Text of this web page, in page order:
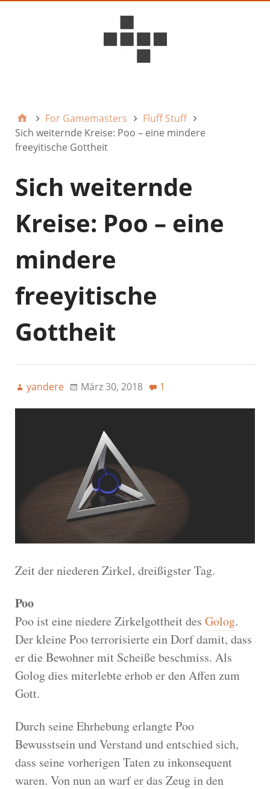
For Gamemasters
Fluff Stuff
Sich weiternde Kreise: Poo – eine mindere
freeyitische Gottheit
Sich weiternde
Kreise: Poo – eine
mindere
freeyitische
Gottheit
yandere März 30, 2018 1
Zeit der niederen Zirkel, dreißigster Tag.
Poo
Poo ist eine niedere Zirkelgottheit des Golog.
Der kleine Poo terrorisierte ein Dorf damit, dass
er die Bewohner mit Scheiße beschmiss. Als
Golog dies miterlebte erhob er den Affen zum
Gott.
Durch seine Ehrhebung erlangte Poo
Bewusstsein und Verstand und entschied sich,
dass seine vorherigen Taten zu inkonsequent
waren. Von nun an warf er das Zeug in den